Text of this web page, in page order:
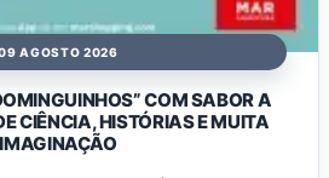
AGOSTO 2026
COM SABOR A
CIÊNCIA, HISTÓRIAS E MUITA
IMAGINAÇÃO